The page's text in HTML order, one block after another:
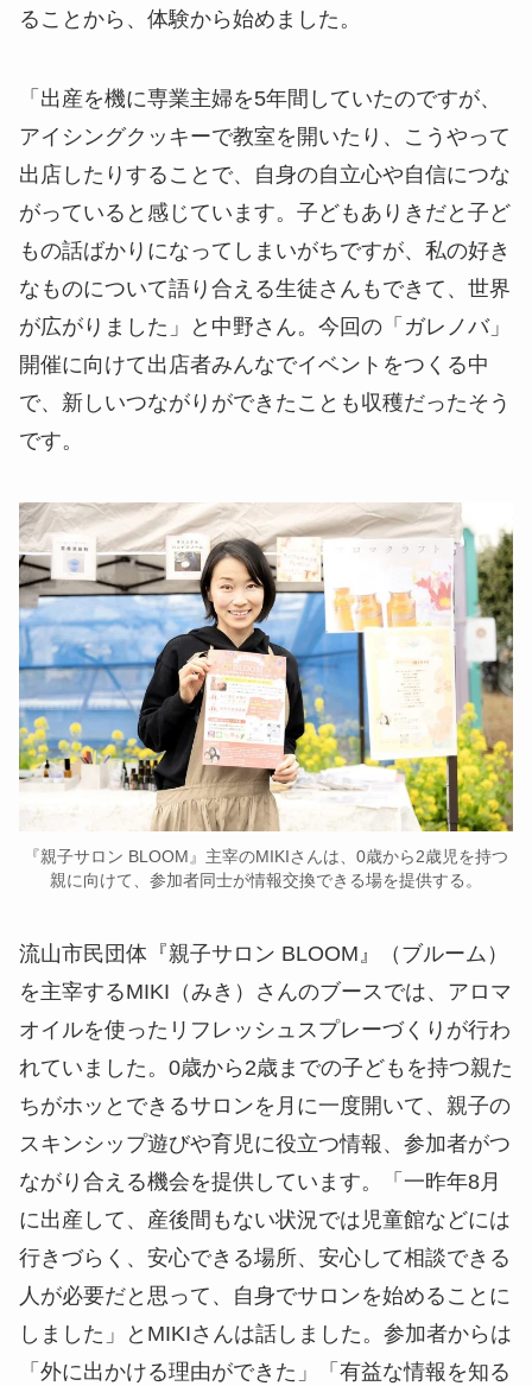
ることから、体験から始めました。
「出産を機に専業主婦を5年間していたのですが、
アイシングクッキーで教室を開いたり、こうやって
出店したりすることで、自身の自立心や自信につな
がっていると感じています。子どもありきだと子ど
もの話ばかりになってしまいがちですが、私の好き
なものについて語り合える生徒さんもできて、世界
が広がりました」と中野さん。今回の「ガレノバ」
開催に向けて出店者みんなでイベントをつくる中
で、新しいつながりができたことも収穫だったそう
です。
『親子サロン BLOOM』主宰のMIKIさんは、0歳から2歳児を持つ
親に向けて、参加者同士が情報交換できる場を提供する。
流山市民団体『親子サロン BLOOM』（ブルーム）
を主宰するMIKI（みき）さんのブースでは、アロマ
オイルを使ったリフレッシュスプレーづくりが行わ
れていました。0歳から2歳までの子どもを持つ親た
ちがホッとできるサロンを月に一度開いて、親子の
スキンシップ遊びや育児に役立つ情報、参加者がつ
ながり合える機会を提供しています。「一昨年8月
に出産して、産後間もない状況では児童館などには
行きづらく、安心できる場所、安心して相談できる
人が必要だと思って、自身でサロンを始めることに
しました」とMIKIさんは話しました。参加者からは
「外に出かける理由ができた」「有益な情報を知る